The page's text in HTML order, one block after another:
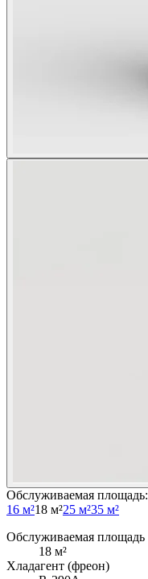
Обслуживаемая площадь:
16 м²18 м²25 м²35 м²
Обслуживаемая площадь
18 м²
Хладагент (фреон)